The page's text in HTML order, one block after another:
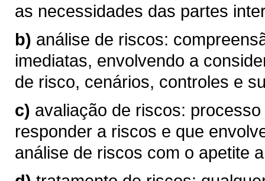
as necessidades das partes
b) análise de riscos:
imediatas, envolvendo a
de risco, cenários, controles e
c) avaliação de riscos:
responder a riscos e que
análise de riscos com o apetite